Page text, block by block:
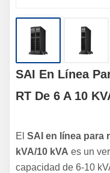
SAI En Línea
RT De 6 A 10
El SAI en línea para
kVA/10 kVA es un
capacidad de 6-10